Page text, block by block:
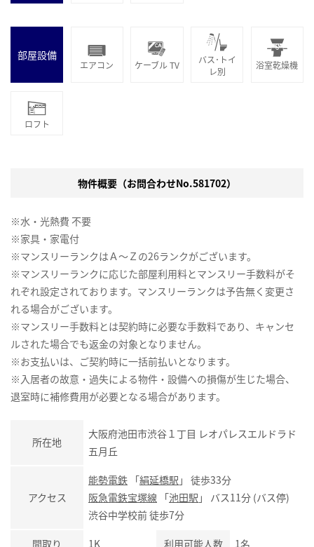
部屋設備
エアコン ケーブル TV
バス･トイ
レ別
浴室乾燥機
ロフト
物件概要（お問合わせNo.581702）
※水・光熱費 不要
※家具・家電付
※マンスリーランクはＡ～Ｚの26ランクがございます。
※マンスリーランクに応じた部屋利用料とマンスリー手数料がそ
れぞれ設定されております。マンスリーランクは予告無く変更さ
れる場合がございます。
※マンスリー手数料とは契約時に必要な手数料であり、キャンセ
ルされた場合でも返金の対象となりません。
※お支払いは、ご契約時に一括前払いとなります。
※入居者の故意・過失による物件・設備への損傷が生じた場合、
退室時に補修費用が必要となる場合があります。
所在地
大阪府池田市渋谷１丁目 レオパレスエルドラド
五月丘
アクセス
能勢電鉄 「絹延橋駅 」 徒歩33分
阪急電鉄宝塚線 「池田駅 」 バス11分 (バス停)
渋谷中学校前 徒歩7分
間取り 1K 利用可能人数 1名